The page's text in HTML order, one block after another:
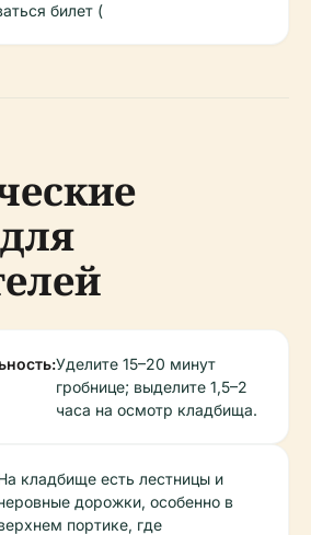
билет (
Уделите 15–20 минут
гробнице; выделите 1,5–2
часа на осмотр кладбища.
кладбище есть лестницы и
дорожки, особенно в
портике, где